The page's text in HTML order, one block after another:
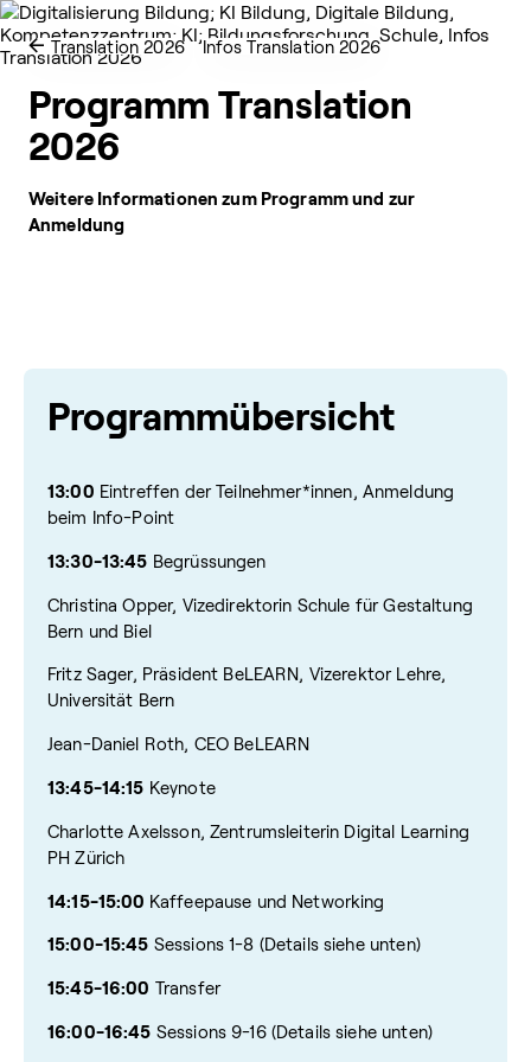
Translation 2026 Infos Translation 2026
Programm Translation
2026
Weitere Informationen zum Programm und zur
Anmeldung
Programmübersicht
13:00 Eintreffen der Teilnehmer*innen, Anmeldung
beim Info-Point
13:30-13:45 Begrüssungen
Christina Opper, Vizedirektorin Schule für Gestaltung
Bern und Biel
Fritz Sager, Präsident BeLEARN, Vizerektor Lehre,
Universität Bern
Jean-Daniel Roth, CEO BeLEARN
13:45-14:15 Keynote
Charlotte Axelsson, Zentrumsleiterin Digital Learning
PH Zürich
14:15-15:00 Kaffeepause und Networking
15:00-15:45 Sessions 1-8 (Details siehe unten)
15:45-16:00 Transfer
16:00-16:45 Sessions 9-16 (Details siehe unten)